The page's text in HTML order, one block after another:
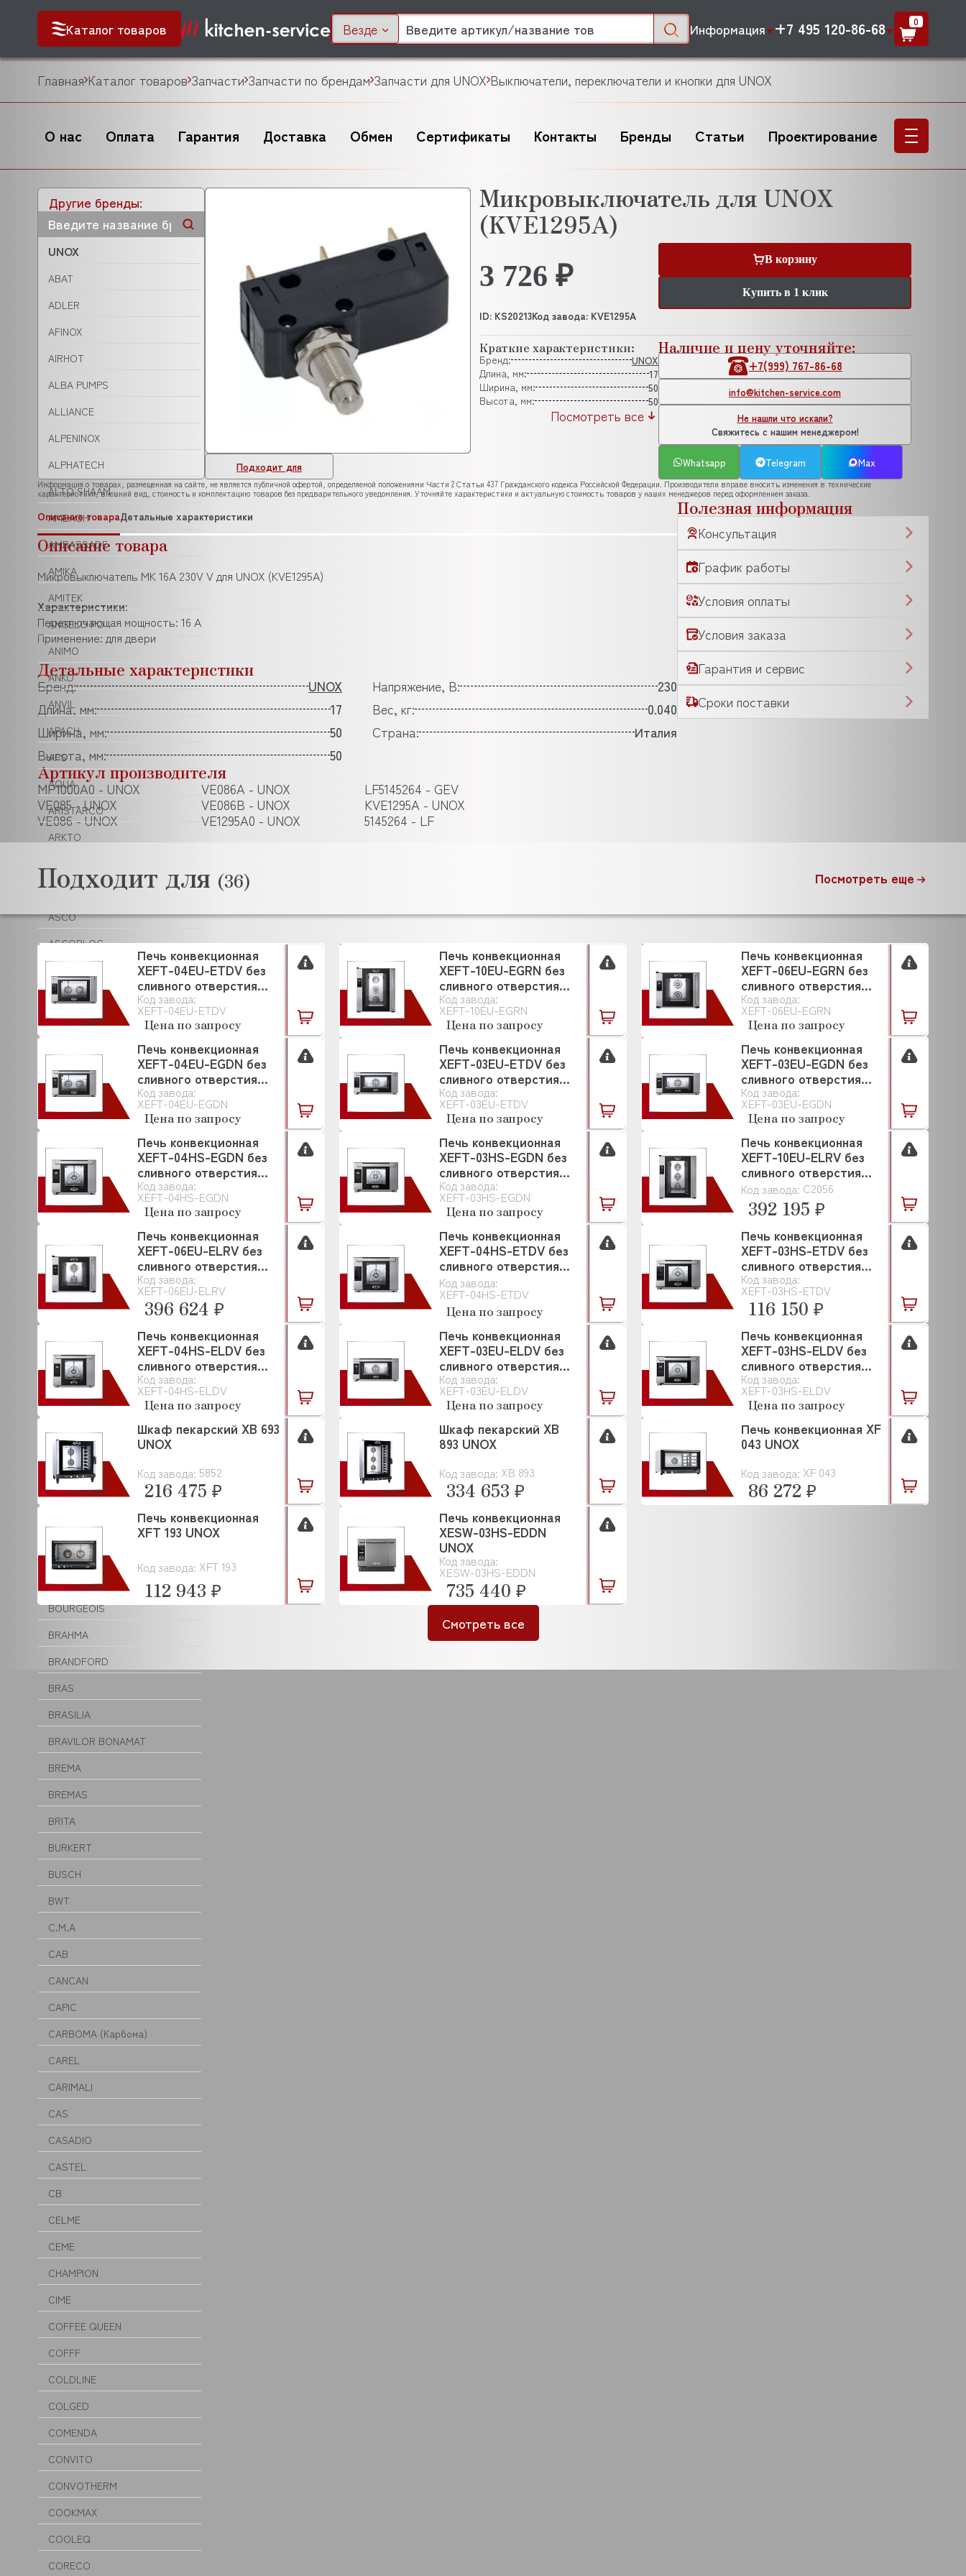
Каталог товаров Везде Информация +7 495 120-86-68 0
Главная Каталог товаров Запчасти Запчасти по брендам Запчасти для UNOX Выключатели, переключатели и кнопки для UNOX
О нас Оплата Гарантия Доставка Обмен Сертификаты Контакты Бренды Статьи Проектирование
Другие бренды:
UNOX
ABAT
ADLER
AFINOX
AIRHOT
ALBA PUMPS
ALLIANCE
ALPENINOX
ALPHATECH
ALTO SHAAM
AMBACH
AMBASSADE
AMIKA
AMITEK
ANGELO PO
ANIMO
ANKO
ANVIL
APACH
APS
AQUA
ARISTARCO
ARKTO
ASCASO
ASCO
ASCOBLOC
ASCON TECNOLOGIC
ASF/THOMAS
ASKO
ATA
ATESY (АТЕСИ)
ATOLLSPEED
BAKE OFF
BARTSCHER
BASSANINA
BECKERS
BEKO
BERTOS
BEST FOR
BIZERBA
BLANCO
BONGARD
BONNET
BORES
BOURGEOIS
BRAHMA
BRANDFORD
BRAS
BRASILIA
BRAVILOR BONAMAT
BREMA
BREMAS
BRITA
BURKERT
BUSCH
BWT
C.M.A
CAB
CANCAN
CAPIC
CARBOMA (Карбома)
CAREL
CARIMALI
CAS
CASADIO
CASTEL
CB
CELME
CEME
CHAMPION
CIME
COFFEE QUEEN
COFFF
COLDLINE
COLGED
COMENDA
CONVITO
CONVOTHERM
COOKMAX
COOLEQ
CORECO
Подходит для
Микровыключатель для UNOX
(KVE1295A)
3 726 ₽
В корзину
Купить в 1 клик
ID: KS20213Код завода: KVE1295A
Краткие характеристики:
Бренд:
UNOX
Длина, мм:
17
Ширина, мм:
50
Высота, мм:
50
Посмотреть все
Наличие и цену уточняйте:
+7(999) 767-86-68
info@kitchen-service.com
Не нашли что искали?
Свяжитесь с нашим менеджером!
Whatsapp Telegram Max
Информация о товарах, размещенная на сайте, не является публичной офертой, определяемой положениями Части 2 Статьи 437 Гражданского кодекса Российской Федерации. Производители вправе вносить изменения в технические
характеристики, внешний вид, стоимость и комплектацию товаров без предварительного уведомления. Уточняйте характеристики и актуальную стоимость товаров у наших менеджеров перед оформлением заказа.
Описание товараДетальные характеристики
Описание товара
Микровыключатель MK 16A 230V V для UNOX (KVE1295A)
Характеристики:
Переключающая мощность: 16 А
Применение: для двери
Детальные характеристики
Бренд: UNOX Напряжение, В:
230
Длина, мм:
17 Вес, кг:
0.040
Ширина, мм:
50 Страна:
Италия
Высота, мм:
50
Артикул производителя
MP1000A0 - UNOX
VE085 - UNOX
VE086 - UNOX
VE086A - UNOX
VE086B - UNOX
VE1295A0 - UNOX
LF5145264 - GEV
KVE1295A - UNOX
5145264 - LF
Полезная информация
Консультация
График работы
Условия оплаты
Условия заказа
Гарантия и сервис
Сроки поставки
Подходит для (36) Посмотреть еще
Код завода:
XEFT-04EU-ETDV
Печь конвекционная
XEFT-04EU-ETDV без
сливного отверстия
UNOX
Цена по запросу
Код завода:
XEFT-10EU-EGRN
Печь конвекционная
XEFT-10EU-EGRN без
сливного отверстия
UNOX
Цена по запросу
Код завода:
XEFT-06EU-EGRN
Печь конвекционная
XEFT-06EU-EGRN без
сливного отверстия
UNOX
Цена по запросу
Код завода:
XEFT-04EU-EGDN
Печь конвекционная
XEFT-04EU-EGDN без
сливного отверстия
UNOX
Цена по запросу
Код завода:
XEFT-03EU-ETDV
Печь конвекционная
XEFT-03EU-ETDV без
сливного отверстия
UNOX
Цена по запросу
Код завода:
XEFT-03EU-EGDN
Печь конвекционная
XEFT-03EU-EGDN без
сливного отверстия
UNOX
Цена по запросу
Код завода:
XEFT-04HS-EGDN
Печь конвекционная
XEFT-04HS-EGDN без
сливного отверстия
UNOX
Цена по запросу
Код завода:
XEFT-03HS-EGDN
Печь конвекционная
XEFT-03HS-EGDN без
сливного отверстия
UNOX
Цена по запросу
Код завода: C2056
Печь конвекционная
XEFT-10EU-ELRV без
сливного отверстия
UNOX
392 195 ₽
Код завода:
XEFT-06EU-ELRV
Печь конвекционная
XEFT-06EU-ELRV без
сливного отверстия
UNOX
396 624 ₽
Код завода:
XEFT-04HS-ETDV
Печь конвекционная
XEFT-04HS-ETDV без
сливного отверстия
UNOX
Цена по запросу
Код завода:
XEFT-03HS-ETDV
Печь конвекционная
XEFT-03HS-ETDV без
сливного отверстия
UNOX
116 150 ₽
Код завода:
XEFT-04HS-ELDV
Печь конвекционная
XEFT-04HS-ELDV без
сливного отверстия
UNOX
Цена по запросу
Код завода:
XEFT-03EU-ELDV
Печь конвекционная
XEFT-03EU-ELDV без
сливного отверстия
UNOX
Цена по запросу
Код завода:
XEFT-03HS-ELDV
Печь конвекционная
XEFT-03HS-ELDV без
сливного отверстия
UNOX
Цена по запросу
Код завода: 5852
Шкаф пекарский XB 693
UNOX
216 475 ₽
Код завода: XB 893
Шкаф пекарский XB
893 UNOX
334 653 ₽
Код завода: XF 043
Печь конвекционная XF
043 UNOX
86 272 ₽
Код завода: XFT 193
Печь конвекционная
XFT 193 UNOX
112 943 ₽
Код завода:
XESW-03HS-EDDN
Печь конвекционная
XESW-03HS-EDDN
UNOX
735 440 ₽
Смотреть все